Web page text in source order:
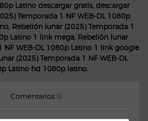
Latino descargar gratis, descargar
Temporada 1 NF WEB-DL 1080p
Rebelión lunar (2025) Temporada 1
Latino 1 link mega, Rebelión lunar
NF WEB-DL 1080p Latino 1 link google
(2025) Temporada 1 NF WEB-DL
Latino hd 1080p latino.
Comentarios 0